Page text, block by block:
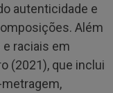
autenticidade e
Além
raciais em
(2021), que inclui